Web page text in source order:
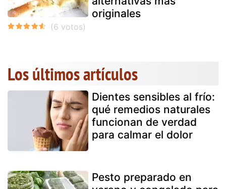
originales
Los últimos artículos
Dientes sensibles al frío:
qué remedios naturales
funcionan de verdad
para calmar el dolor
Pesto preparado en